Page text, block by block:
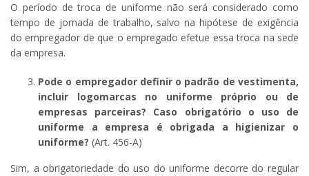
O período de troca de uniforme não será considerado como
tempo de jornada de trabalho, salvo na hipótese de exigência
do empregador de que o empregado efetue essa troca na sede
da empresa.
Pode o empregador definir o padrão de vestimenta,
incluir logomarcas no uniforme próprio ou de
empresas parceiras?
Caso obrigatório o uso de
uniforme a empresa é obrigada a higienizar o
uniforme? (Art. 456-A)
Sim, a obrigatoriedade do uso do uniforme decorre do regular